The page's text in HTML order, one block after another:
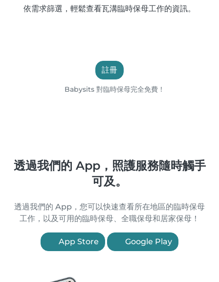
依需求篩選，輕鬆查看瓦溝臨時保母工作的資訊。
註冊
Babysits 對臨時保母完全免費！
透過我們的 App，照護服務隨時觸手
可及。
透過我們的 App，您可以快速查看所在地區的臨時保母
工作，以及可用的臨時保母、全職保母和居家保母！
App Store Google Play